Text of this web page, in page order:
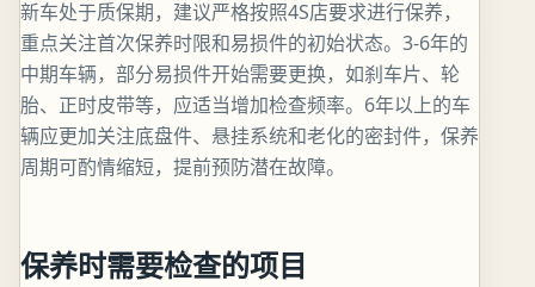
新车处于质保期，建议严格按照4S店要求进行保养，
重点关注首次保养时限和易损件的初始状态。3-6年的
中期车辆，部分易损件开始需要更换，如刹车片、轮
胎、正时皮带等，应适当增加检查频率。6年以上的车
辆应更加关注底盘件、悬挂系统和老化的密封件，保养
周期可酌情缩短，提前预防潜在故障。
保养时需要检查的项目